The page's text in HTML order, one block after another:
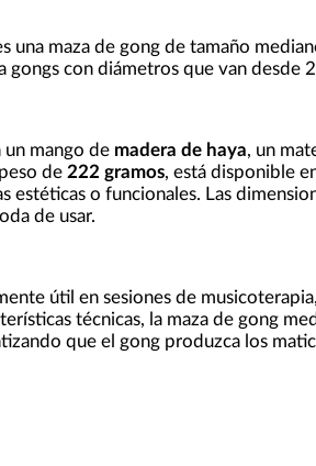
una maza de gong de tamaño
gongs con diámetros que van
un mango de madera de haya, un
de 222 gramos, está disponible
estéticas o funcionales. Las
de usar.
útil en sesiones de
técnicas, la maza de gong
que el gong produzca los